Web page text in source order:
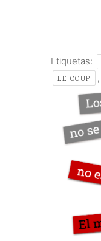
Etiquetas:
LE COUP ,